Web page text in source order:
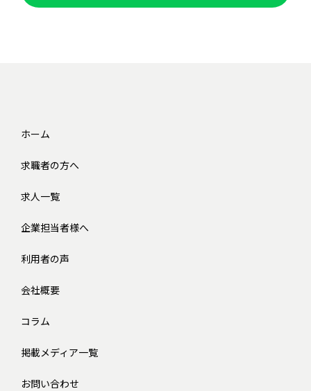
ホーム
求職者の方へ
求人一覧
企業担当者様へ
利用者の声
会社概要
コラム
掲載メディア一覧
お問い合わせ